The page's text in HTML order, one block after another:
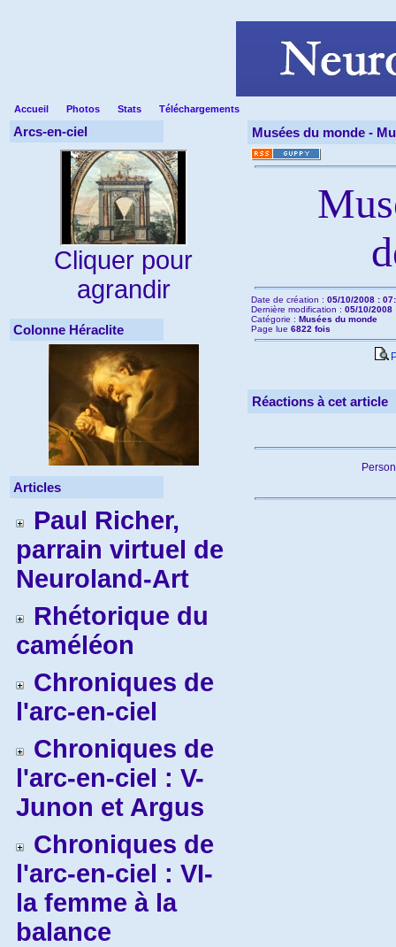
Accueil Photos Stats Téléchargements
Arcs-en-ciel
Cliquer pour
agrandir
Colonne Héraclite
Articles
Paul Richer,
parrain virtuel de
Neuroland-Art
Rhétorique du
caméléon
Chroniques de
l'arc-en-ciel
Chroniques de
l'arc-en-ciel : V-
Junon et Argus
Chroniques de
l'arc-en-ciel : VI-
la femme à la
balance
Musées du monde -
Date de création : 05/10/2008 :
Dernière modification : 05/10/2008
Catégorie : Musées du monde
Page lue 6822 fois
Réactions à cet article